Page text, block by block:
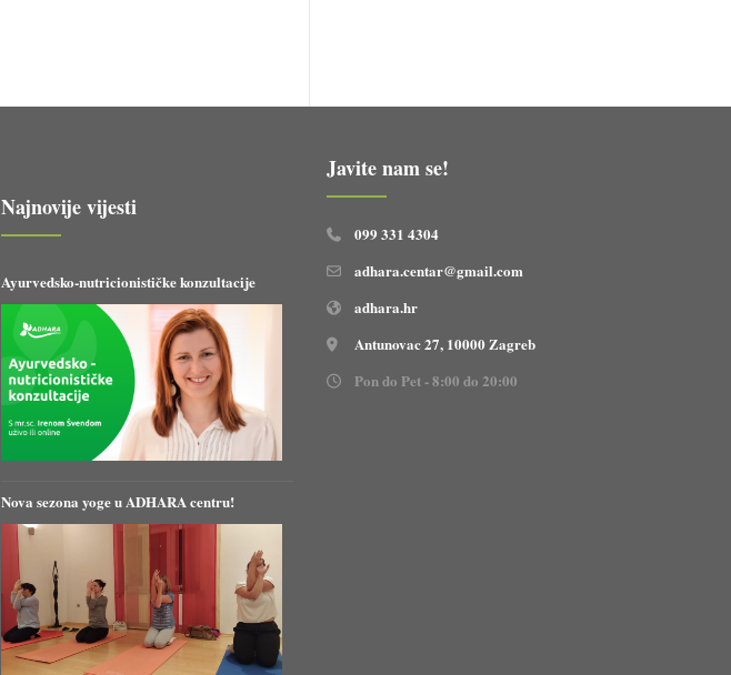
Najnovije vijesti
Ayurvedsko-nutricionističke konzultacije
Nova sezona yoge u ADHARA centru!
Javite nam se!
099 331 4304
adhara.centar@gmail.com
adhara.hr
Antunovac 27, 10000 Zagreb
Pon do Pet - 8:00 do 20:00